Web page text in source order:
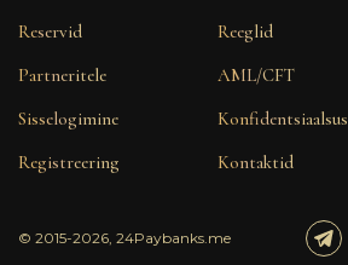
Reservid
Partneritele
Sisselogimine
Registreering
Reeglid
AML/CFT
Konfidentsiaalsus
Kontaktid
© 2015-2026, 24Paybanks.me